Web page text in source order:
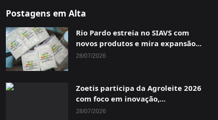
Postagens em Alta
Rio Pardo estreia no SIAVS com
novos produtos e mira expansão...
28/07/2026
Zoetis participa da Agroleite 2026
com foco em inovação,...
28/07/2026